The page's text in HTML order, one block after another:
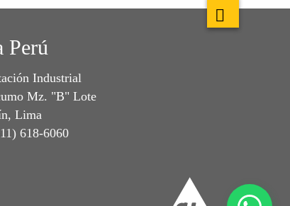
Perú
Industrial
Mz. "B" Lote
Lima
618-6060